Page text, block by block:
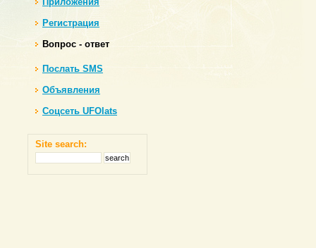
Регистрация
Вопрос - ответ
Послать SMS
Объявления
Соцсеть UFOlats
Site search: